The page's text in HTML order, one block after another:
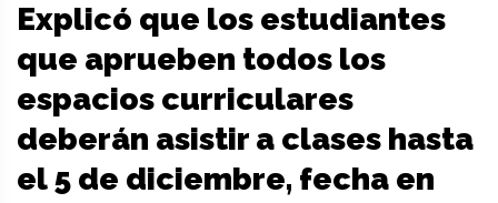
Explicó que los estudiantes
que aprueben todos los
espacios curriculares
deberán asistir a clases hasta
el 5 de diciembre, fecha en